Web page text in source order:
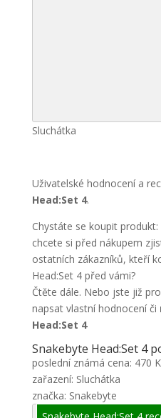
Sluchátka
Uživatelské hodnocení a
Head:Set 4.
Chystáte se koupit produkt:
chcete si před nákupem
ostatních zákazníků, kteří
Head:Set 4 před vámi?
Čtěte dále. Nebo jste již
napsat vlastní hodnocení či
Head:Set 4
Snakebyte Head:Set 4
poslední známá cena: 470
zařazení: Sluchátka
značka: Snakebyte